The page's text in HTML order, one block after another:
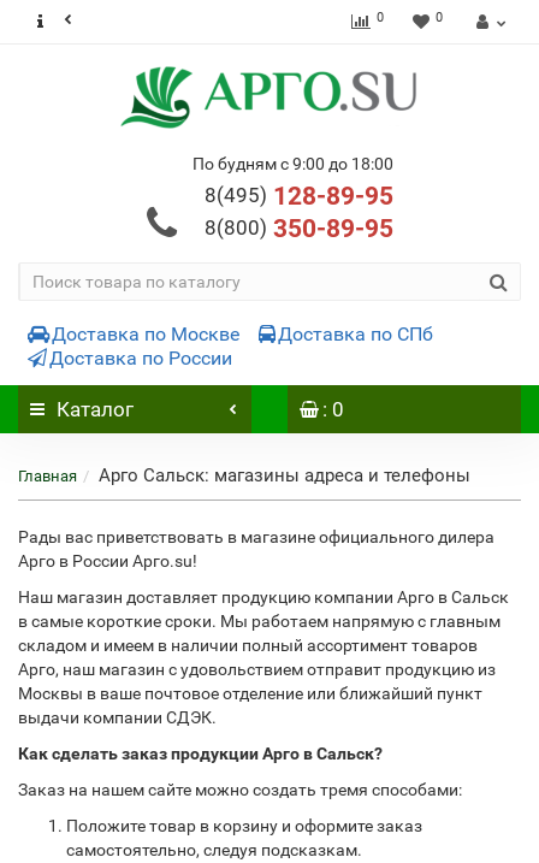
0 0
По будням с 9:00 до 18:00
8(495) 128-89-95
8(800) 350-89-95
Доставка по Москве
Доставка по СПб
Доставка по России
Каталог : 0
Главная Арго Сальск: магазины адреса и телефоны
Рады вас приветствовать в магазине официального дилера
Арго в России Арго.su!
Наш магазин доставляет продукцию компании Арго в Сальск
в самые короткие сроки. Мы работаем напрямую с главным
складом и имеем в наличии полный ассортимент товаров
Арго, наш магазин с удовольствием отправит продукцию из
Москвы в ваше почтовое отделение или ближайший пункт
выдачи компании СДЭК.
Как сделать заказ продукции Арго в Сальск?
Заказ на нашем сайте можно создать тремя способами:
Положите товар в корзину и оформите заказ
самостоятельно, следуя подсказкам.